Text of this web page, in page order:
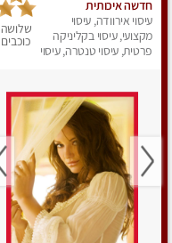
חדשה איכותית
ומקצועית מומלץ מאוד
מאוד !
עיסוי אירוודה, עיסוי
מקצועי, עיסוי בקליניקה
פרטית, עיסוי טנטרה, עיסוי
שלושה
כוכבים